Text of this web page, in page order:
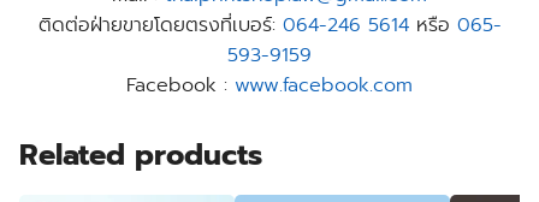
ติดต่อฝ่ายขายโดยตรงที่เบอร์: 064-246 5614หรือ 065-
593-9159
Facebook : www.facebook.com
Related products